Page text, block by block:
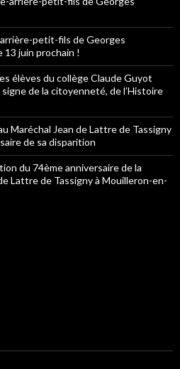
petit-fils de Georges
13 juin prochain !
élèves du collège Claude Guyot
de la citoyenneté, de l’Histoire
Maréchal Jean de Lattre de Tassigny
de sa disparition
du 74ème anniversaire de la
Lattre de Tassigny à Mouilleron-en-